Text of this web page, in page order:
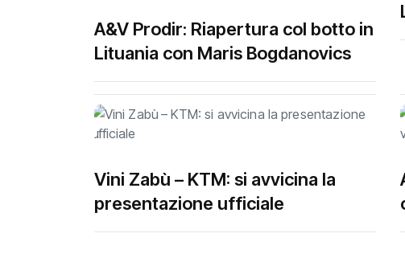
A&V Prodir: Riapertura col botto in
Lituania con Maris Bogdanovics
Vini Zabù – KTM: si avvicina la
presentazione ufficiale